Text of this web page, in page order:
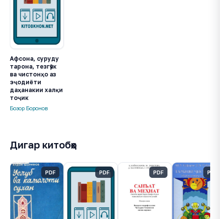
Афсона, суруду
тарона, тезгӯяк
ва чистонҳо аз
эҷодиёти
даҳанакии халқи
тоҷик
Бозор Боронов
Дигар китобҳо
PDF PDF PDF PDF